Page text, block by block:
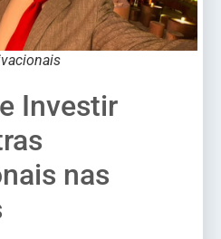
Investir
nas